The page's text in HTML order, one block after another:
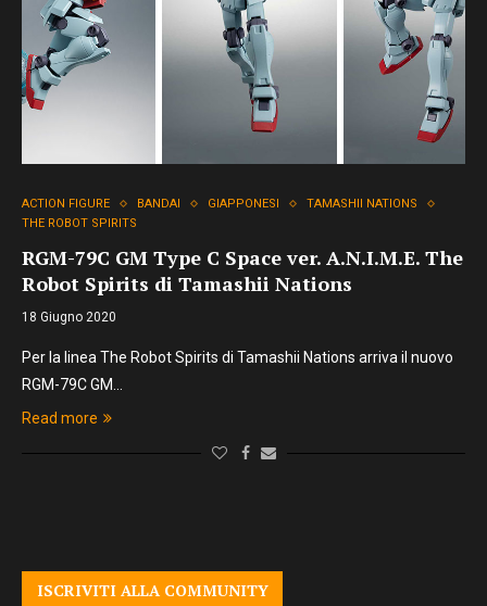
ACTION FIGURE BANDAI GIAPPONESI
TAMASHII NATIONS
THE ROBOT SPIRITS
RGM-79C GM Type C Space ver. A.N.I.M.E. The
Robot Spirits di Tamashii Nations
18 Giugno 2020
Per la linea The Robot Spirits di Tamashii Nations arriva il nuovo
RGM-79C GM…
Read more
ISCRIVITI ALLA COMMUNITY